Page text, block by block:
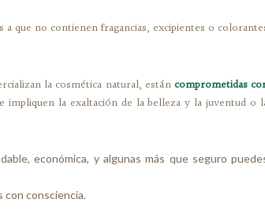
a que no contienen fragancias, excipientes o
la cosmética natural, están comprometidas
impliquen la exaltación de la belleza y la juventud o
económica, y algunas más que seguro
con consciencia.